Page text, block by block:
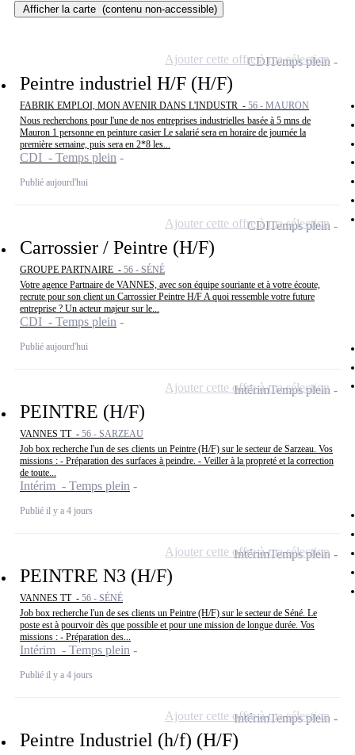
Afficher la carte (contenu non-accessible)
Peintre industriel H/F (H/F)
FABRIK EMPLOI, MON AVENIR DANS L'INDUSTR - 56 - MAURON
Nous recherchons pour l'une de nos entreprises industrielles basée à 5 mns de
Mauron 1 personne en peinture casier Le salarié sera en horaire de journée la
première semaine, puis sera en 2*8 les...
CDI - Temps plein
Publié aujourd'hui
CDITemps plein
Ajouter cette offre à ma sélection
Carrossier / Peintre (H/F)
GROUPE PARTNAIRE - 56 - SÉNÉ
Votre agence Partnaire de VANNES, avec son équipe souriante et à votre écoute,
recrute pour son client un Carrossier Peintre H/F A quoi ressemble votre future
entreprise ? Un acteur majeur sur le...
CDI - Temps plein
Publié aujourd'hui
CDITemps plein
Ajouter cette offre à ma sélection
PEINTRE (H/F)
VANNES TT - 56 - SARZEAU
Job box recherche l'un de ses clients un Peintre (H/F) sur le secteur de Sarzeau. Vos
missions : - Préparation des surfaces à peindre. - Veiller à la propreté et la correction
de toute...
Intérim - Temps plein
Publié il y a 4 jours
IntérimTemps plein
Ajouter cette offre à ma sélection
PEINTRE N3 (H/F)
VANNES TT - 56 - SÉNÉ
Job box recherche l'un de ses clients un Peintre (H/F) sur le secteur de Séné. Le
poste est à pourvoir dès que possible et pour une mission de longue durée. Vos
missions : - Préparation des...
Intérim - Temps plein
Publié il y a 4 jours
IntérimTemps plein
Ajouter cette offre à ma sélection
Peintre Industriel (h/f) (H/F)
IntérimTemps plein
Ajouter cette offre à ma sélection